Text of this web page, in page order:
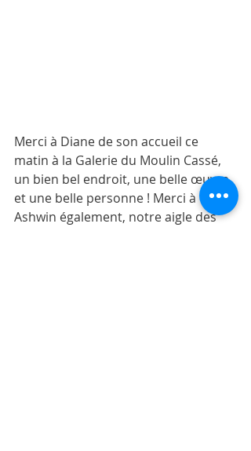
Merci à Diane de son accueil ce
matin à la Galerie du Moulin Cassé,
un bien bel endroit, une belle œuvre
et une belle personne ! Merci à
Ashwin également, notre aigle des